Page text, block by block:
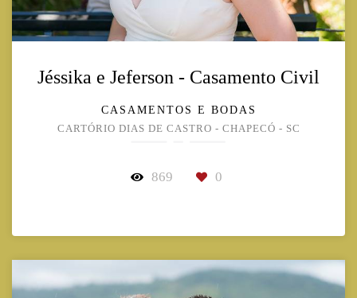
Jéssika e Jeferson - Casamento Civil
CASAMENTOS E BODAS
CARTÓRIO DIAS DE CASTRO - CHAPECÓ - SC
869 0